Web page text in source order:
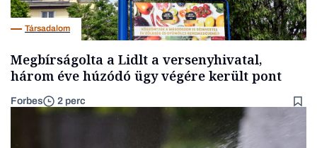
Társadalom
Megbírságolta a Lidlt a versenyhivatal,
három éve húzódó ügy végére került pont
Forbes 2 perc